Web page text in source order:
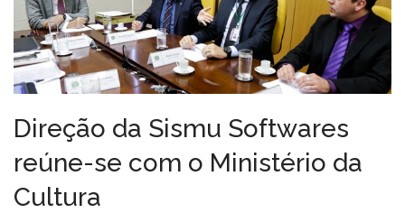
Direção da Sismu Softwares
reúne-se com o Ministério da
Cultura